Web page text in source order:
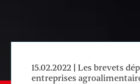
15.02.2022 | Les brevets
entreprises